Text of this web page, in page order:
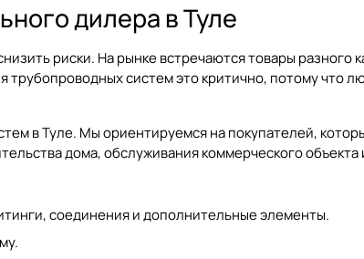
дилера в Туле
риски. На рынке встречаются товары разного
систем это критично, потому что
в Туле. Мы ориентируемся на покупателей,
дома, обслуживания коммерческого
соединения и дополнительные элементы.